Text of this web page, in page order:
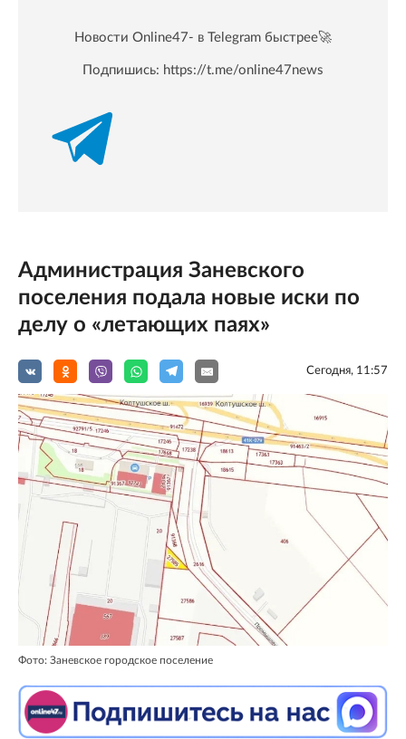
Новости Online47- в Telegram быстрее🚀
Подпишись: https://t.me/online47news
Администрация Заневского
поселения подала новые иски по
делу о «летающих паях»
Сегодня, 11:57
Фото: Заневское городское поселение